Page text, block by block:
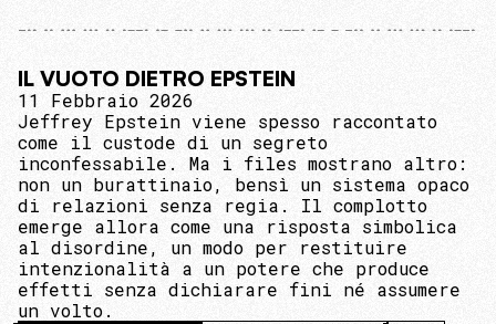
IL VUOTO DIETRO EPSTEIN
11 Febbraio 2026
Jeffrey Epstein viene spesso raccontato
come il custode di un segreto
inconfessabile. Ma i files mostrano altro:
non un burattinaio, bensì un sistema opaco
di relazioni senza regia. Il complotto
emerge allora come una risposta simbolica
al disordine, un modo per restituire
intenzionalità a un potere che produce
effetti senza dichiarare fini né assumere
un volto.